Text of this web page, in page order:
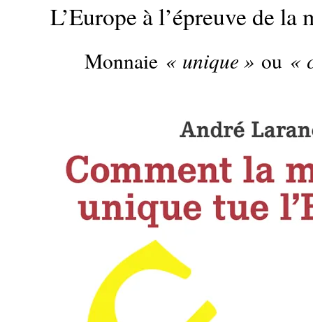
L’Europe à l’épreuve de la
Monnaie « unique » ou «